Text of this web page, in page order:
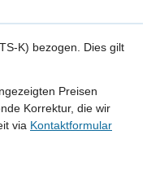
K) bezogen. Dies gilt
Preisen
Korrektur, die wir
via Kontaktformular